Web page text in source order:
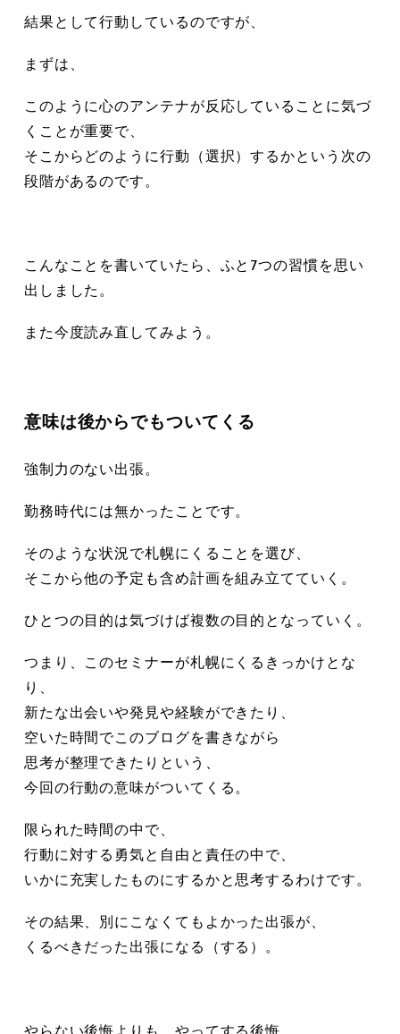
結果として行動しているのですが、
まずは、
このように心のアンテナが反応していることに気づ
くことが重要で、
そこからどのように行動（選択）するかという次の
段階があるのです。
こんなことを書いていたら、ふと7つの習慣を思い
出しました。
また今度読み直してみよう。
意味は後からでもついてくる
強制力のない出張。
勤務時代には無かったことです。
そのような状況で札幌にくることを選び、
そこから他の予定も含め計画を組み立てていく。
ひとつの目的は気づけば複数の目的となっていく。
つまり、このセミナーが札幌にくるきっかけとな
り、
新たな出会いや発見や経験ができたり、
空いた時間でこのブログを書きながら
思考が整理できたりという、
今回の行動の意味がついてくる。
限られた時間の中で、
行動に対する勇気と自由と責任の中で、
いかに充実したものにするかと思考するわけです。
その結果、別にこなくてもよかった出張が、
くるべきだった出張になる（する）。